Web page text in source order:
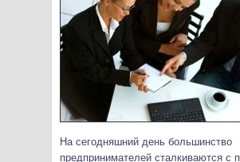
На сегодняшний день большинство
предпринимателей сталкиваются с